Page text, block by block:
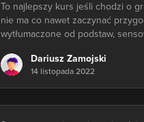
To najlepszy kurs jeśli chodzi o
nie ma co nawet zaczynać
wytłumaczone od podstaw,
Dariusz Zamojski
14 listopada 2022